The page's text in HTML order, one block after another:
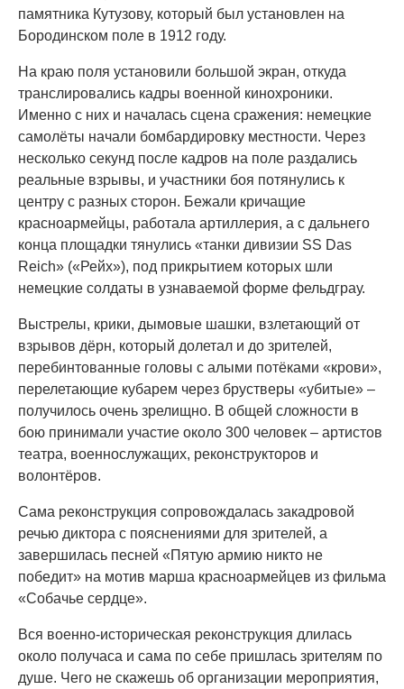
памятника Кутузову, который был установлен на
Бородинском поле в 1912 году.
На краю поля установили большой экран, откуда
транслировались кадры военной кинохроники.
Именно с них и началась сцена сражения: немецкие
самолёты начали бомбардировку местности. Через
несколько секунд после кадров на поле раздались
реальные взрывы, и участники боя потянулись к
центру с разных сторон. Бежали кричащие
красноармейцы, работала артиллерия, а с дальнего
конца площадки тянулись «танки дивизии SS Das
Reich» («Рейх»), под прикрытием которых шли
немецкие солдаты в узнаваемой форме фельдграу.
Выстрелы, крики, дымовые шашки, взлетающий от
взрывов дёрн, который долетал и до зрителей,
перебинтованные головы с алыми потёками «крови»,
перелетающие кубарем через брустверы «убитые» –
получилось очень зрелищно. В общей сложности в
бою принимали участие около 300 человек – артистов
театра, военнослужащих, реконструкторов и
волонтёров.
Сама реконструкция сопровождалась закадровой
речью диктора с пояснениями для зрителей, а
завершилась песней «Пятую армию никто не
победит» на мотив марша красноармейцев из фильма
«Собачье сердце».
Вся военно-историческая реконструкция длилась
около получаса и сама по себе пришлась зрителям по
душе. Чего не скажешь об организации мероприятия,